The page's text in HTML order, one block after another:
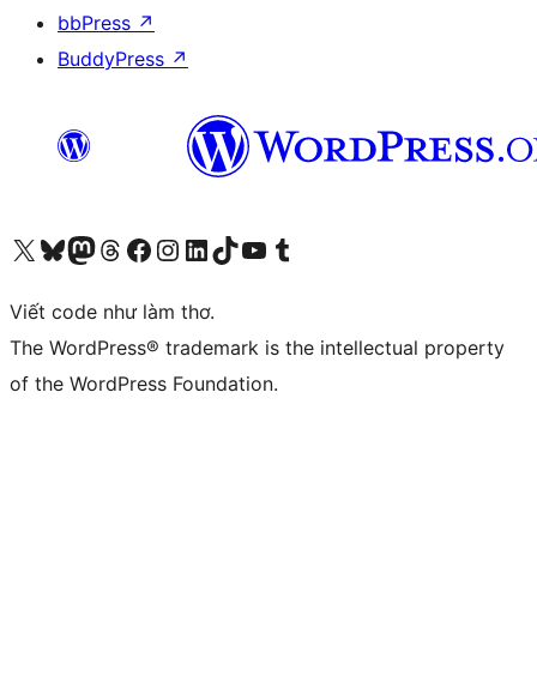
bbPress ↗
BuddyPress ↗
Truy cập tài khoản X (trước đây là Twitter) của chúng tôiVisit our Bluesky account
Visit our Mastodon account
Visit our Threads account
Xem trang Facebook của chúng tôiTruy cập tài khoản Instagram của chúng tôiTruy cập tài khoản LinkedIn của chúng tôiVisit our TikTok account
Truy cập kênh YouTube của chúng tôi Visit our Tumblr account
Viết code như làm thơ.
The WordPress® trademark is the intellectual property
of the WordPress Foundation.